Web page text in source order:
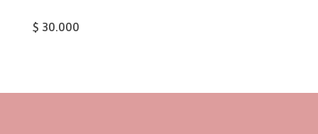
$ 30.000